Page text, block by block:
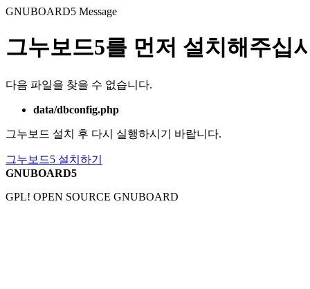
GNUBOARD5 Message
그누보드5를 먼저 설치해주십
다음 파일을 찾을 수 없습니다.
data/dbconfig.php
그누보드 설치 후 다시 실행하시기 바랍니다.
그누보드5 설치하기
GNUBOARD5
GPL! OPEN SOURCE GNUBOARD